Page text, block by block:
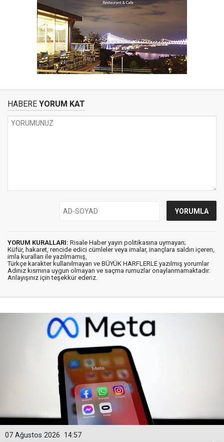
HABERE YORUM KAT
YORUM KURALLARI: Risale Haber yayın politikasına uymayan;
Küfür, hakaret, rencide edici cümleler veya imalar, inançlara saldırı içeren,
imla kuralları ile yazılmamış,
Türkçe karakter kullanılmayan ve BÜYÜK HARFLERLE yazılmış yorumlar
Adınız kısmına uygun olmayan ve saçma rumuzlar onaylanmamaktadır.
Anlayışınız için teşekkür ederiz.
14:57
07 Ağustos 2026